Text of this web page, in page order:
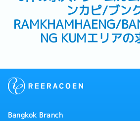
ンカピ/ブン
RAMKHAMHAENG/
NG KUMエリアの
Bangkok Branch